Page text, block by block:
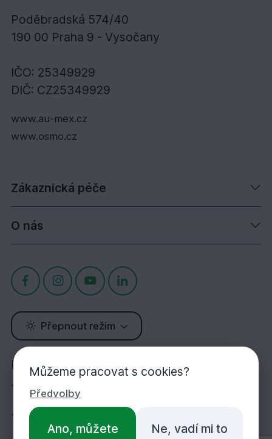
Poděbradská 574/40
190 00 Praha 9 - Vysočany
IČO: 25349929
DIČ: CZ25349929
www.au-mex.cz
www.osmo.cz
Zákaznická péče
O nás
Přepnout režim
Potřebujete poradit?
Jsme tu pro Vás!
+420 283 933 452
Můžeme pracovat s cookies?
Předvolby
Ano, můžete Ne, vadí mi to